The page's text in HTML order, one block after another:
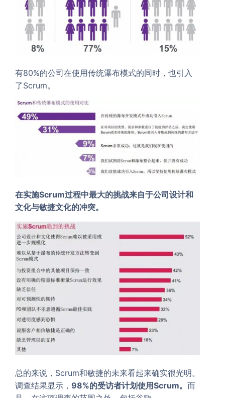
有80%的公司在使用传统瀑布模式的同时，也引入
了Scrum。
在实施Scrum过程中最大的挑战来自于公司设计和
文化与敏捷文化的冲突。
总的来说，Scrum和敏捷的未来看起来确实很光明。
调查结果显示， 98%的受访者计划使用Scrum。 而